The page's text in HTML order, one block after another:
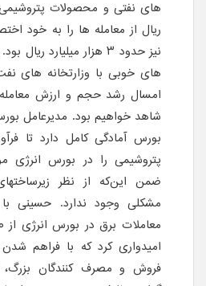
ریال از معامله ها را به خود
نیز حدود ٣ هزار میلیارد
های خوبی با وزارتخانه های
امسال رشد حجم و ارزش
شاهد خواهیم بود. مدیرعامل
بورس آمادگی کامل دارد تا
پتروشیمی را در بورس انرژی
ضمن این‌که از نظر
مشکلی وجود ندارد. حسینی
امیدواری کرد که با فراهم
فروش و مصرف کنندگان بزرگ،